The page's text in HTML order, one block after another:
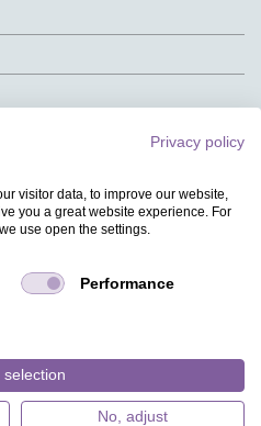
Privacy policy
visitor data, to improve our website,
you a great website experience. For
use open the settings.
Performance
selection
No, adjust